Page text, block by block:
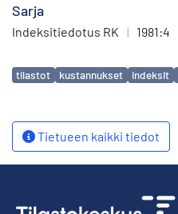
Sarja
Indeksitiedotus RK | 1981:4
Avainsanat
tilastot kustannukset indeksit
Tietueen kaikki tiedot